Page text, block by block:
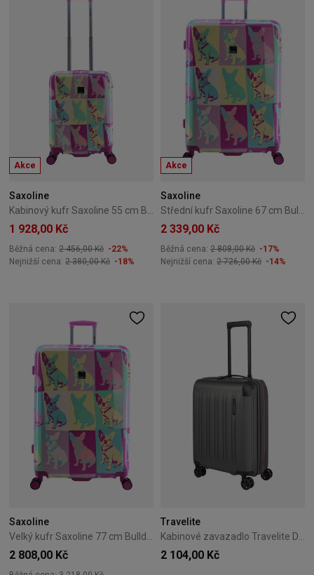
Akce
Saxoline
Kabinový kufr Saxoline 55 cm Bulldog Color
1 928,00 Kč
Běžná cena: 2 456,00 Kč -22%
Nejnižší cena: 2 380,00 Kč -18%
Akce
Saxoline
Střední kufr Saxoline 67 cm Bulldog Color
2 339,00 Kč
Běžná cena: 2 808,00 Kč -17%
Nejnižší cena: 2 726,00 Kč -14%
Saxoline
2 808,00 Kč
Travelite
2 104,00 Kč